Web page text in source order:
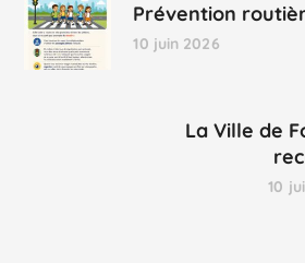
Prévention
10 juin 2026
La Ville de
10